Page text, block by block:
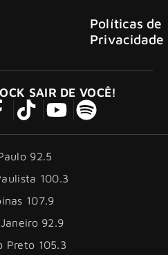
Políticas de
Privacidade
SAIR DE VOCÊ!
92.5
100.3
107.9
92.9
Preto 105.3